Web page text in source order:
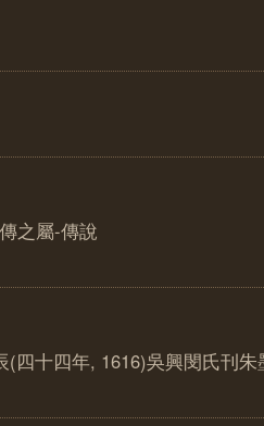
之屬-傳說
(四十四年, 1616)吳興閔氏刊朱